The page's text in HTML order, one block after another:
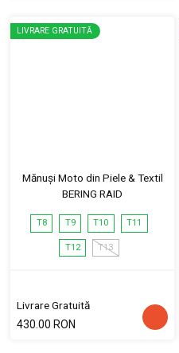
LIVRARE GRATUITĂ
Mănuși Moto din Piele & Textil
BERING RAID
T8 T9 T10 T11
T12 T13
Livrare Gratuită
430.00 RON